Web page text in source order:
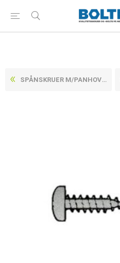
SPÅNSKRUER M/PANHOVEDET TORX ELFORZINKET STÅL CE/EN 14592 5X50-T25 (200 STK)